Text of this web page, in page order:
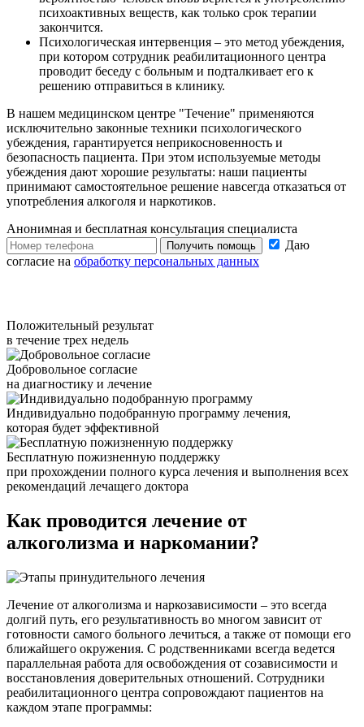
психоактивных веществ, как только срок терапии
закончится.
Психологическая интервенция – это метод убеждения,
при котором сотрудник реабилитационного центра
проводит беседу с больным и подталкивает его к
решению отправиться в клинику.
В нашем медицинском центре "Течение" применяются
исключительно законные техники психологического
убеждения, гарантируется неприкосновенность и
безопасность пациента. При этом используемые методы
убеждения дают хорошие результаты: наши пациенты
принимают самостоятельное решение навсегда отказаться от
употребления алкоголя и наркотиков.
Анонимная и бесплатная консультация специалиста
Получить помощь
Даю
согласие на обработку персональных данных
Положительный результат
в течение трех недель
Добровольное согласие
на диагностику и лечение
Индивидуально подобранную программу лечения,
которая будет эффективной
Бесплатную пожизненную поддержку
при прохождении полного курса лечения и выполнения всех
рекомендаций лечащего доктора
Как проводится лечение от
алкоголизма и наркомании?
Лечение от алкоголизма и наркозависимости – это всегда
долгий путь, его результативность во многом зависит от
готовности самого больного лечиться, а также от помощи его
ближайшего окружения. С родственниками всегда ведется
параллельная работа для освобождения от созависимости и
восстановления доверительных отношений. Сотрудники
реабилитационного центра сопровождают пациентов на
каждом этапе программы: